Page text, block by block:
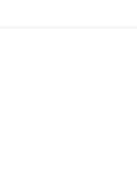
Số 30
Minh
City,